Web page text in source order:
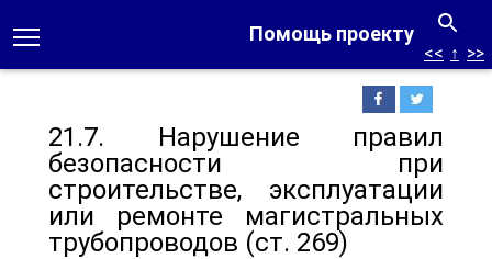
Помощь проекту
<< ↑ >>
21.7. Нарушение правил
безопасности при
строительстве, эксплуатации
или ремонте магистральных
трубопроводов (ст. 269)